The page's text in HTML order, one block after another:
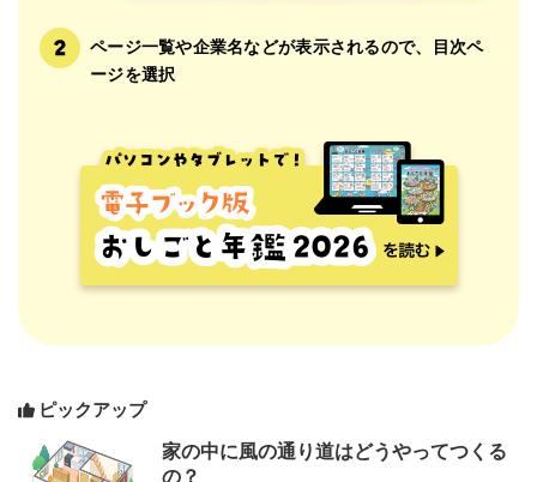
ページ一覧や企業名などが表示されるので、目次ペ
ージを選択
ピックアップ
家の中に風の通り道はどうやってつくる
の？